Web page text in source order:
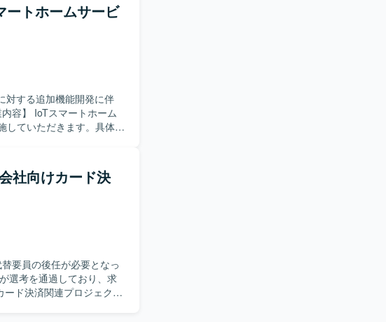
ートホームサービ
対する追加機能開発に伴
していただきます。具体的
。関係者との円滑なコミ
ジションの
能のUATに関わること
す。iOS/Android/Webと複
の知見拡大にもつながり
社向けカード決
要員の後任が必要となっ
選考を通過しており、求